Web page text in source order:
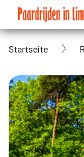
main
content
Breadcrumb
Startseite